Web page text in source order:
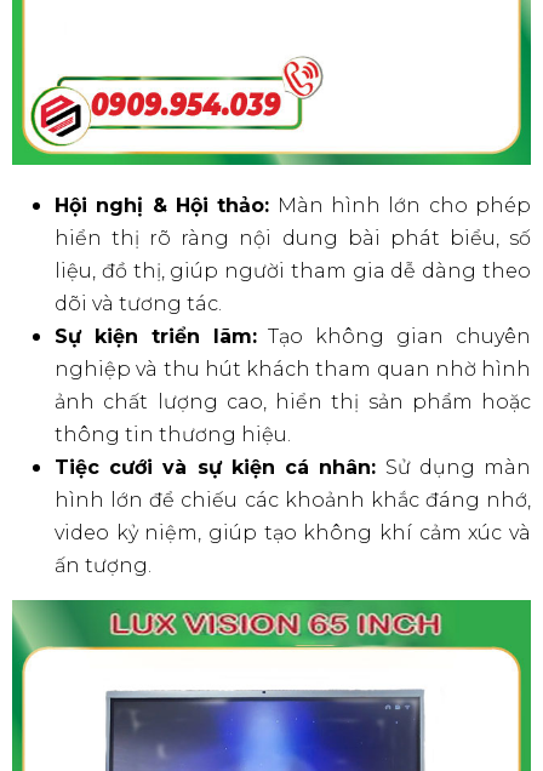
Hội nghị & Hội thảo: Màn hình lớn cho phép
hiển thị rõ ràng nội dung bài phát biểu, số
liệu, đồ thị, giúp người tham gia dễ dàng theo
dõi và tương tác.
Sự kiện triển lãm:Tạo không gian chuyên
nghiệp và thu hút khách tham quan nhờ hình
ảnh chất lượng cao, hiển thị sản phẩm hoặc
thông tin thương hiệu.
Tiệc cưới và sự kiện cá nhân: Sử dụng màn
hình lớn để chiếu các khoảnh khắc đáng nhớ,
video kỷ niệm, giúp tạo không khí cảm xúc và
ấn tượng.